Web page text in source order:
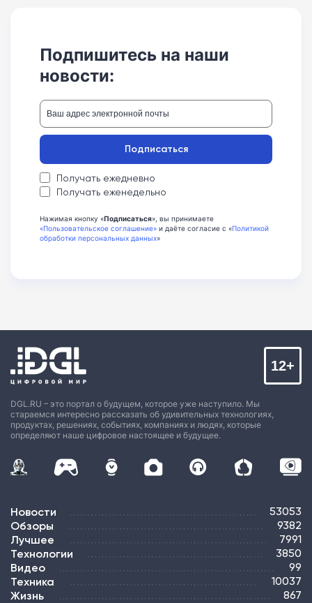
Подпишитесь на наши
новости:
Получать ежедневно
Получать еженедельно
Подписаться
Нажимая кнопку «Подписаться», вы принимаете
«Пользовательское соглашение» и даёте согласие с «Политикой
обработки персональных данных»
DGL.RU – это портал о будущем, которое уже наступило. Мы
стараемся интересно рассказать об удивительных технологиях,
продуктах, решениях, событиях, компаниях и людях, которые
определяют наше цифровое настоящее и будущее.
12+
Новости 53053
Обзоры 9382
Лучшее 7991
Технологии 3850
Видео 99
Техника 10037
Жизнь 867